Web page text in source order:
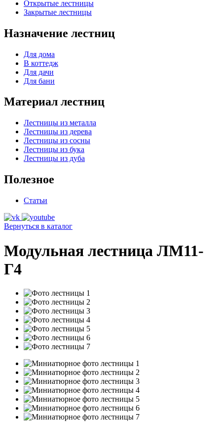
Открытые лестницы
Закрытые лестницы
Назначение лестниц
Для дома
В коттедж
Для дачи
Для бани
Материал лестниц
Лестницы из металла
Лестницы из дерева
Лестницы из сосны
Лестницы из бука
Лестницы из дуба
Полезное
Статьи
Вернуться в каталог
Модульная лестница ЛМ11-
Г4